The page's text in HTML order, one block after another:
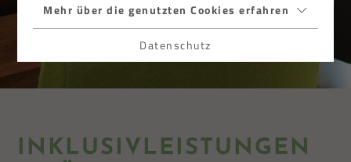
INKLUSIVLEISTUNGEN
Mehr über die genutzten Cookies erfahren
Datenschutz